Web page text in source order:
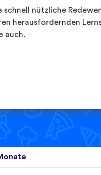
schnell nützliche
herausfordernden
auch.